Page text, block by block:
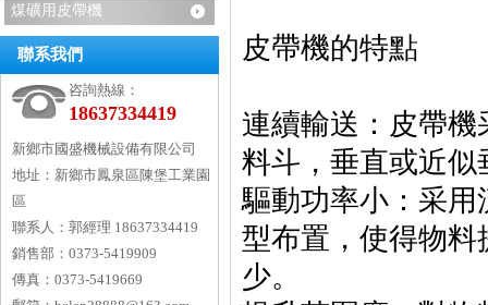
煤礦用皮帶機
聯系我們
咨詢熱線：
18637334419
新鄉市國盛機械設備有限公司
地址： 新鄉市鳳泉區陳堡工業園
區
聯系人： 郭經理 18637334419
銷售部： 0373-5419909
傳真： 0373-5419669
皮帶機的特點
連續輸送‌：皮帶
料斗，垂直或近似
驅動功率小‌：采
型布置，使得物
少‌。